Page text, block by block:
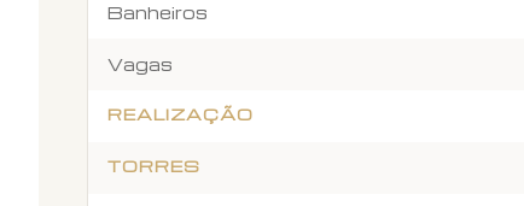
Banheiros
Vagas
REALIZAÇÃO
TORRES